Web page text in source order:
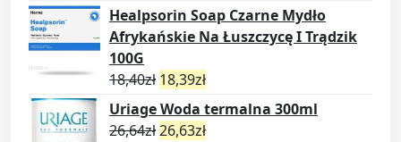
Healpsorin Soap Czarne Mydło
Afrykańskie Na Łuszczycę I Trądzik
100G
18,40zł 18,39zł
Uriage Woda termalna 300ml
26,64zł26,63zł